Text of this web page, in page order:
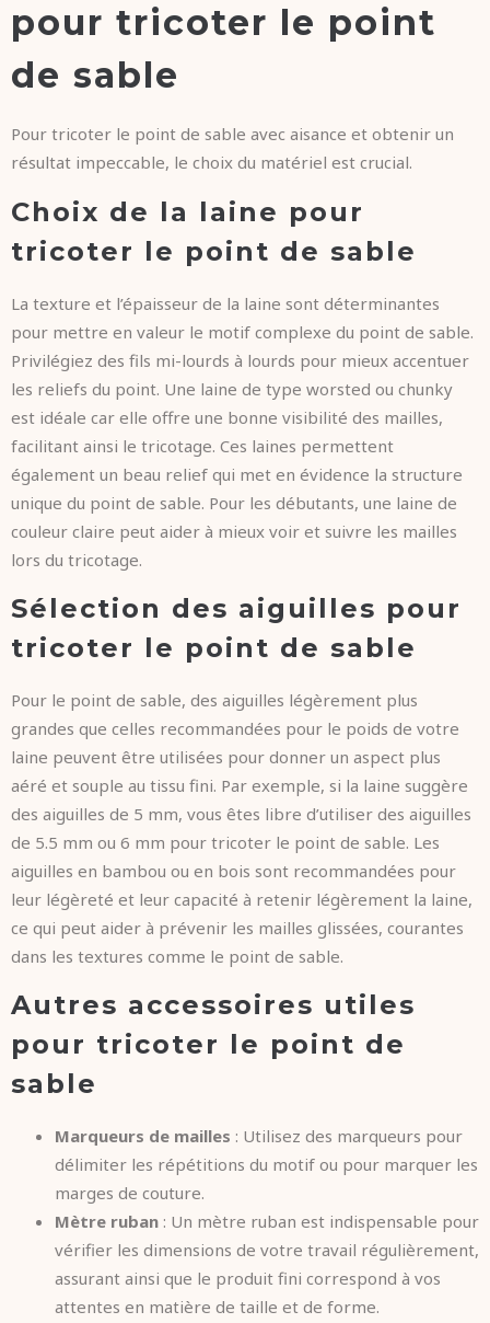
pour tricoter le point
de sable
Pour tricoter le point de sable avec aisance et obtenir un
résultat impeccable, le choix du matériel est crucial.
Choix de la laine pour
tricoter le point de sable
La texture et l’épaisseur de la laine sont déterminantes
pour mettre en valeur le motif complexe du point de sable.
Privilégiez des fils mi-lourds à lourds pour mieux accentuer
les reliefs du point. Une laine de type worsted ou chunky
est idéale car elle offre une bonne visibilité des mailles,
facilitant ainsi le tricotage. Ces laines permettent
également un beau relief qui met en évidence la structure
unique du point de sable. Pour les débutants, une laine de
couleur claire peut aider à mieux voir et suivre les mailles
lors du tricotage.
Sélection des aiguilles pour
tricoter le point de sable
Pour le point de sable, des aiguilles légèrement plus
grandes que celles recommandées pour le poids de votre
laine peuvent être utilisées pour donner un aspect plus
aéré et souple au tissu fini. Par exemple, si la laine suggère
des aiguilles de 5 mm, vous êtes libre d’utiliser des aiguilles
de 5.5 mm ou 6 mm pour tricoter le point de sable. Les
aiguilles en bambou ou en bois sont recommandées pour
leur légèreté et leur capacité à retenir légèrement la laine,
ce qui peut aider à prévenir les mailles glissées, courantes
dans les textures comme le point de sable.
Autres accessoires utiles
pour tricoter le point de
sable
Marqueurs de mailles : Utilisez des marqueurs pour
délimiter les répétitions du motif ou pour marquer les
marges de couture.
Mètre ruban : Un mètre ruban est indispensable pour
vérifier les dimensions de votre travail régulièrement,
assurant ainsi que le produit fini correspond à vos
attentes en matière de taille et de forme.